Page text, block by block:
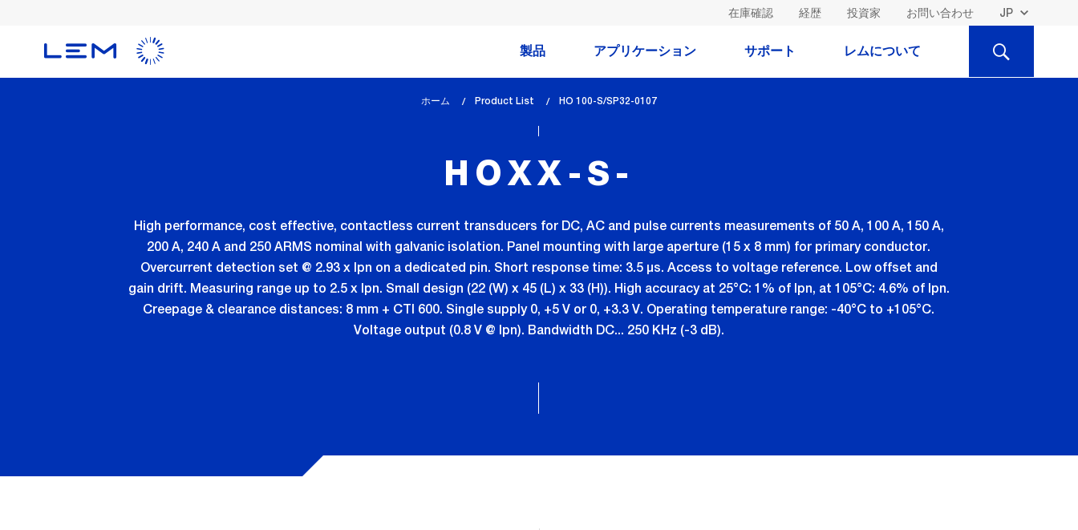
在庫確認 経歴 投資家 お問い合わせ
製品 アプリケーション サポート レムについて
検
ホーム Product List
lem_current_page
HO 100-S/SP32-0107
HOXX-S-
High performance, cost effective, contactless current transducers for DC, AC and pulse currents measurements of 50 A, 100 A, 150 A,
200 A, 240 A and 250 ARMS nominal with galvanic isolation. Panel mounting with large aperture (15 x 8 mm) for primary conductor.
Overcurrent detection set @ 2.93 x Ipn on a dedicated pin. Short response time: 3.5 µs. Access to voltage reference. Low offset and
gain drift. Measuring range up to 2.5 x Ipn. Small design (22 (W) x 45 (L) x 33 (H)). High accuracy at 25°C: 1% of Ipn, at 105°C: 4.6% of Ipn.
Creepage & clearance distances: 8 mm + CTI 600. Single supply 0, +5 V or 0, +3.3 V. Operating temperature range: -40°C to +105°C.
Voltage output (0.8 V @ Ipn). Bandwidth DC... 250 KHz (-3 dB).